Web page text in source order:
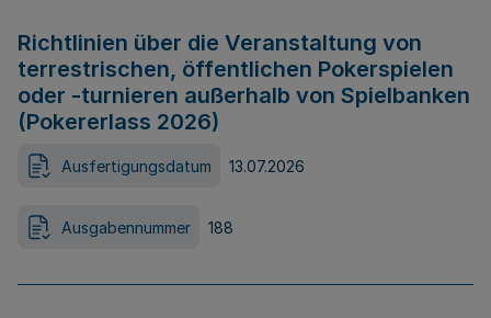
Richtlinien über die Veranstaltung von
terrestrischen, öffentlichen Pokerspielen
oder -turnieren außerhalb von Spielbanken
(Pokererlass 2026)
Ausfertigungsdatum 13.07.2026
Ausgabennummer 188